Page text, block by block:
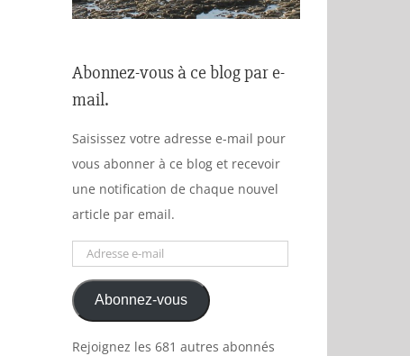
Abonnez-vous à ce blog par e-
mail.
Saisissez votre adresse e-mail pour
vous abonner à ce blog et recevoir
une notification de chaque nouvel
article par email.
Adresse
mailAbonnez-vous
Rejoignez les 681 autres abonnés